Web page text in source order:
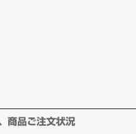
商品ご注文状況